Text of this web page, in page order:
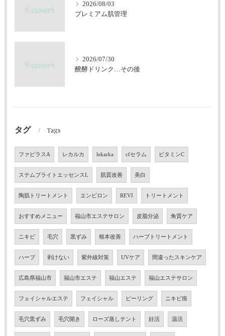
2026/08/03
プレミアム肌管理
2026/07/30
醗酵ドリンク…その後
タグ Tags
ファビラスA レカルカ lekarka cfセラム ビタミンC
ステムブライトエッセンスL 肌質改善 美白
陶肌トリートメント エンビロン REVI トリートメント
おすすめメニュー 福山市エステサロン 皮脂分泌 角質ケア
ニキビ 毛穴 黒ずみ 根本改善 ハーブトリートメント
ハーブ 剥けない 紫外線対策 UVケア 間違ったスキンケア
広島県福山市 福山市エステ 福山エステ 福山エステサロン
フェイシャルエステ フェイシャル ピーリング ニキビ痕
毛穴黒ずみ 毛穴開き ローズ蒸しテント 妊活 温活